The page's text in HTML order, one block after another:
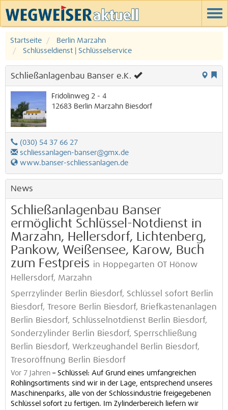
Startseite
Berlin Marzahn
Schlüsseldienst | Schlüsselservice
Schließanlagenbau Banser e.K.
Fridolinweg 2 - 4
12683 Berlin Marzahn Biesdorf
(030) 54 37 66 27
schliessanlagen-banser@gmx.de
www.banser-schliessanlagen.de
News
Schließanlagenbau Banser
ermöglicht Schlüssel-Notdienst in
Marzahn, Hellersdorf, Lichtenberg,
Pankow, Weißensee, Karow, Buch
zum Festpreis in Hoppegarten OT Hönow
Hellersdorf, Marzahn
Sperrzylinder Berlin Biesdorf, Schlüssel sofort Berlin
Biesdorf, Tresore Berlin Biesdorf, Briefkastenanlagen
Berlin Biesdorf, Schlüsselnotdienst Berlin Biesdorf,
Sonderzylinder Berlin Biesdorf, Sperrschließung
Berlin Biesdorf, Werkzeughandel Berlin Biesdorf,
Tresoröffnung Berlin Biesdorf
Vor 7 Jahren – Schlüssel: Auf Grund eines umfangreichen
Rohlingsortiments sind wir in der Lage, entsprechend unseres
Maschinenparks, alle von der Schlossindustrie freigegebenen
Schlüssel sofort zu fertigen. Im Zylinderbereich liefern wir